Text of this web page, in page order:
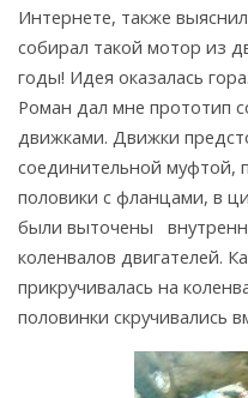
Интернете, также
собирал такой мотор из
годы! Идея оказалась
Роман дал мне прототип
движками. Движки
соединительной муфтой,
половики с фланцами, в
были выточены
коленвалов двигателей.
прикручивалась на
половинки скручивались